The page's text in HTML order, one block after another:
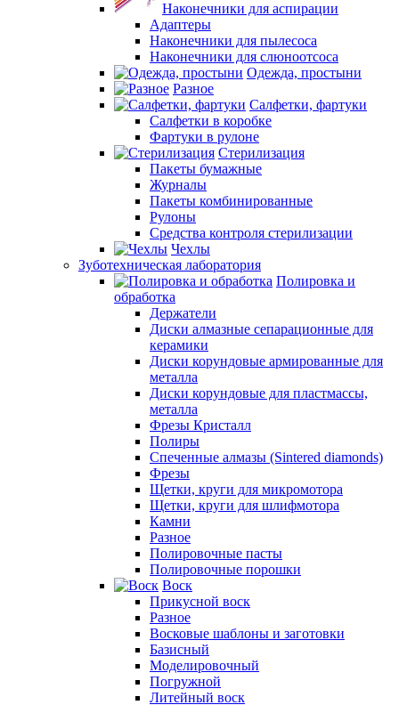
Наконечники для аспирации
Адаптеры
Наконечники для пылесоса
Наконечники для слюноотсоса
Одежда, простыни
Разное
Салфетки, фартуки
Салфетки в коробке
Фартуки в рулоне
Стерилизация
Пакеты бумажные
Журналы
Пакеты комбинированные
Рулоны
Средства контроля стерилизации
Чехлы
Зуботехническая лаборатория
Полировка и
обработка
Держатели
Диски алмазные сепарационные для
керамики
Диски корундовые армированные для
металла
Диски корундовые для пластмассы,
металла
Фрезы Кристалл
Полиры
Спеченные алмазы (Sintered diamonds)
Фрезы
Щетки, круги для микромотора
Щетки, круги для шлифмотора
Камни
Разное
Полировочные пасты
Полировочные порошки
Воск
Прикусной воск
Разное
Восковые шаблоны и заготовки
Базисный
Моделировочный
Погружной
Литейный воск